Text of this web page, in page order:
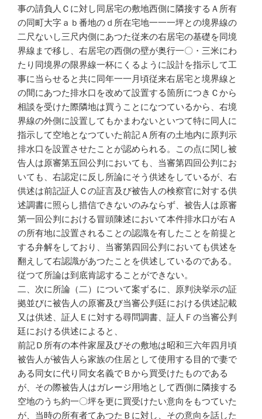
事の請負人Ｃに対し同居宅の敷地西側に隣接するＡ所有
の同町大字ａｂ番地のｄ所在宅地一一一坪との境界線の
二尺ないし三尺内側にあつた従来の右居宅の基礎を同境
界線まで移し、右居宅の西側の壁が奥行一〇・三米にわ
たり同境界の限界線一杯にくるように設計を指示して工
事に当らせると共に同年一一月頃従来右居宅と境界線と
の間にあつた排水口を改めて設置する箇所につきＣから
相談を受けた際隣地は買うことになつているから、右境
界線の外側に設置してもかまわないといつて特に同人に
指示して空地となつていた前記Ａ所有の土地内に原判示
排水口を設置させたことが認められる。この点に関し被
告人は原審第五回公判においても、当審第四回公判にお
いても、右認定に反し所論にそう供述をしているが、右
供述は前記証人Ｃの証言及び被告人の検察官に対する供
述調書に照らし措信できないのみならず、被告人は原審
第一回公判における冒頭陳述において本件排水口が右Ａ
の所有地に設置されることの認識を有したことを前提と
する弁解をしており、当審第四回公判においても供述を
翻えして右認識があつたことを供述しているのである。
従つて所論は到底肯認することができない。
二、次に所論（二）について案ずるに、原判決挙示の証
拠並びに被告人の原審及び当審公判廷における供述記載
又は供述、証人Ｅに対する尋問調書、証人Ｆの当審公判
廷における供述によると、
前記Ｄ所有の本件家屋及びその敷地は昭和三六年四月頃
被告人が被告人ら家族の住居として使用する目的で妻で
ある同女に代り同女名義でＢから買受けたものである
が、その際被告人はガレージ用地として西側に隣接する
空地のうち約一〇坪を更に買受けたい意向をもつていた
が、当時の所有者てあつたＢに対し、その意向を話した